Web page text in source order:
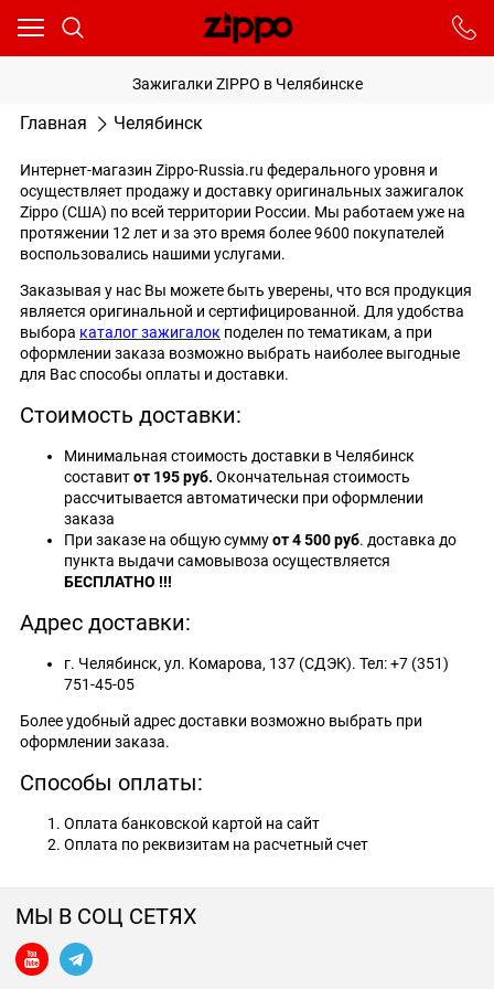
Зажигалки ZIPPO в Челябинске
Главная Челябинск
Интернет-магазин Zippo-Russia.ru федерального уровня и
осуществляет продажу и доставку оригинальных зажигалок
Zippo (США) по всей территории России. Мы работаем уже на
протяжении 12 лет и за это время более 9600 покупателей
воспользовались нашими услугами.
Заказывая у нас Вы можете быть уверены, что вся продукция
является оригинальной и сертифицированной. Для удобства
выбора каталог зажигалок поделен по тематикам, а при
оформлении заказа возможно выбрать наиболее выгодные
для Вас способы оплаты и доставки.
Стоимость доставки:
Минимальная стоимость доставки в Челябинск
составитот 195 руб. Окончательная стоимость
рассчитывается автоматически при оформлении
заказа
При заказе на общую суммуот 4 500 руб. доставка до
пункта выдачи самовывоза осуществляется
БЕСПЛАТНО !!!
Адрес доставки:
г. Челябинск, ул. Комарова, 137 (СДЭК). Тел: +7 (351)
751‑45-05
Более удобный адрес доставки возможно выбрать при
оформлении заказа.
Способы оплаты:
Оплата банковской картой на сайт
Оплата по реквизитам на расчетный счет
МЫ В СОЦ СЕТЯХ
Ваш город - Москва,